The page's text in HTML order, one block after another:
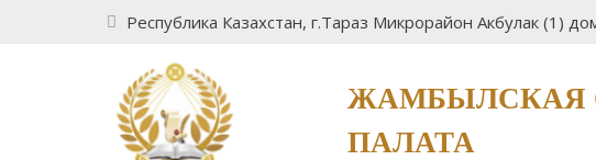
Республика Казахстан, г.Тараз Микрорайон Акбулак (1)
ЖАМБЫЛСКАЯ
ПАЛАТА